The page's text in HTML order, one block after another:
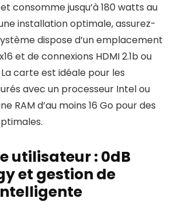
consomme jusqu’à 180 watts au
installation optimale, assurez-
dispose d’un emplacement
et de connexions HDMI 2.1b ou
La carte est idéale pour les
avec un processeur Intel ou
RAM d’au moins 16 Go pour des
utilisateur : 0dB
et gestion de